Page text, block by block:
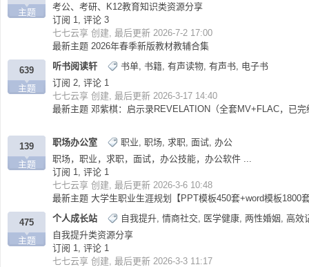
主题
考公、考研、K12教育知识类资源分享
订阅 1, 评论 3
七七云享 创建, 最后更新 2026-7-2 17:00
最新主题 2026年春季新版教材教辅合集
639
主题
听书阅读轩 书单, 书籍, 有声读物, 有声书, 电子书
订阅 2, 评论 1
七七云享 创建, 最后更新 2026-3-17 14:40
最新主题 邓紫棋：启示录REVELATION（全套MV+FLAC，已完
139
主题
职场办公室 职业, 职场, 求职, 面试, 办公
职场，职业，求职，面试，办公技能，办公软件 ...
订阅 1, 评论 1
七七云享 创建, 最后更新 2026-3-6 10:48
最新主题 大学生职业生涯规划【PPT模板450套+word模板1800
475
主题
个人成长站 自我提升, 情商社交, 医学健康, 两性婚姻, 高效
自我提升类资源分享
订阅 1, 评论 1
七七云享 创建, 最后更新 2026-3-3 11:17